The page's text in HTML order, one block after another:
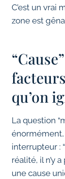
C’est un vrai
zone est
qu’on
La question
énormément,
interrupteur :
réalité, il n’y
une cause